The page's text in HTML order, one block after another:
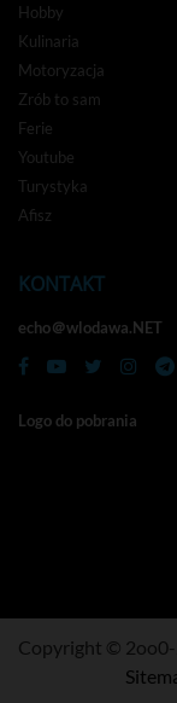
Hobby
Kulinaria
Motoryzacja
Zrób to sam
Ferie
Youtube
Turystyka
Afisz
KONTAKT
echo＠wlodawa.NET
Logo do pobrania
Copyright ©